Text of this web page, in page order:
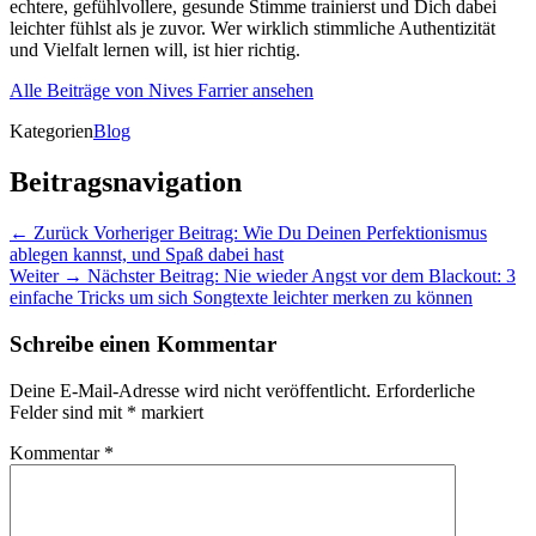
echtere, gefühlvollere, gesunde Stimme trainierst und Dich dabei
leichter fühlst als je zuvor. Wer wirklich stimmliche Authentizität
und Vielfalt lernen will, ist hier richtig.
Alle Beiträge von Nives Farrier ansehen
KategorienBlog
Beitragsnavigation
← Zurück Vorheriger Beitrag: Wie Du Deinen Perfektionismus
ablegen kannst, und Spaß dabei hast
Weiter → Nächster Beitrag: Nie wieder Angst vor dem Blackout: 3
einfache Tricks um sich Songtexte leichter merken zu können
Schreibe einen Kommentar
Deine E-Mail-Adresse wird nicht veröffentlicht. Erforderliche
Felder sind mit * markiert
Kommentar *